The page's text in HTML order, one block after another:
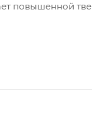
повышенной